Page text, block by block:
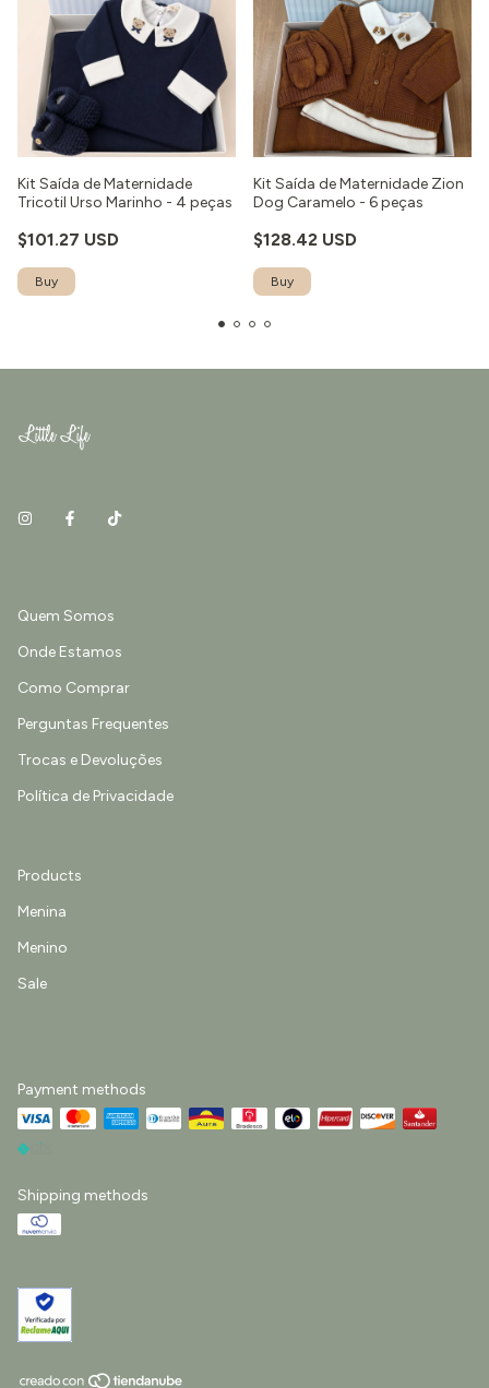
Kit Saída de Maternidade
Tricotil Urso Marinho - 4 peças
$101.27 USD
Buy
Kit Saída de Maternidade Zion
Dog Caramelo - 6 peças
$128.42 USD
Buy
Quem Somos
Onde Estamos
Como Comprar
Perguntas Frequentes
Trocas e Devoluções
Política de Privacidade
Products
Menina
Menino
Sale
Payment methods
Shipping methods